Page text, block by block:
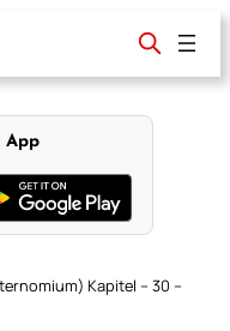
App
Kapitel – 30 –